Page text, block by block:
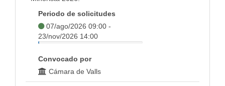
Periodo de solicitudes
07/ago/2026 09:00 -
23/nov/2026 14:00
Convocado por
Cámara de Valls